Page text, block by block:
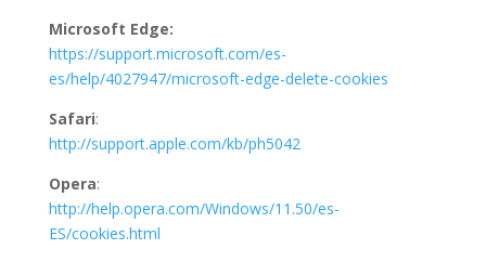
Microsoft Edge:
https://support.microsoft.com/es-
es/help/4027947/microsoft-edge-delete-cookies
Safari:
http://support.apple.com/kb/ph5042
Opera:
http://help.opera.com/Windows/11.50/es-
ES/cookies.html